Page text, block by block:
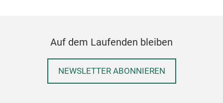
Auf dem Laufenden bleiben
NEWSLETTER ABONNIEREN